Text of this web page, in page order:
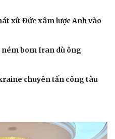
xít Đức xâm lược Anh vào
ném bom Iran dù ông
chuyên tấn công tàu